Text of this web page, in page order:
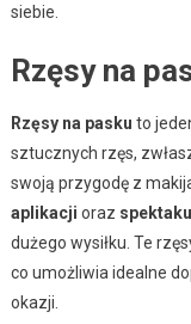
siebie.
Rzęsy na
Rzęsy na pasku to
sztucznych rzęs,
swoją przygodę z
aplikacji oraz
dużego wysiłku. Te
co umożliwia idealne
okazji.